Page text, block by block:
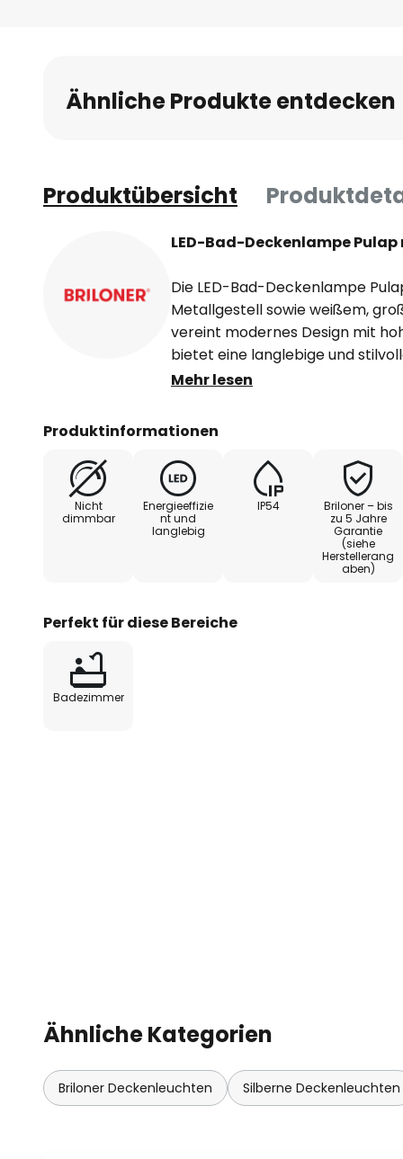
springen
Ähnliche Produkte entdecken
Produktübersicht
LED-Bad-Deckenlampe
Die LED-Bad-Deckenlampe
Metallgestell sowie weißem,
vereint modernes Design mit
bietet eine langlebige und
Badezimmer. Mit einer
feuchten Räumen geeignet.
Mehr lesen
Produktinformationen
Nicht
dimmbar
Energieeffizie
nt und
langlebig
IP54
Briloner – bis
zu 5 Jahre
Garantie
(siehe
Herstellerang
aben)
Perfekt für diese Bereiche
Badezimmer
Ähnliche Kategorien
Briloner Deckenleuchten Silberne Deckenleuchten